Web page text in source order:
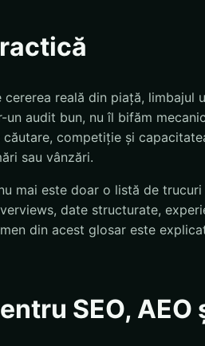
reală din piață, limbajul
audit bun, nu îl bifăm
competiție și
sau vânzări.
mai este doar o listă de
date structurate,
din acest glosar este
SEO, AEO